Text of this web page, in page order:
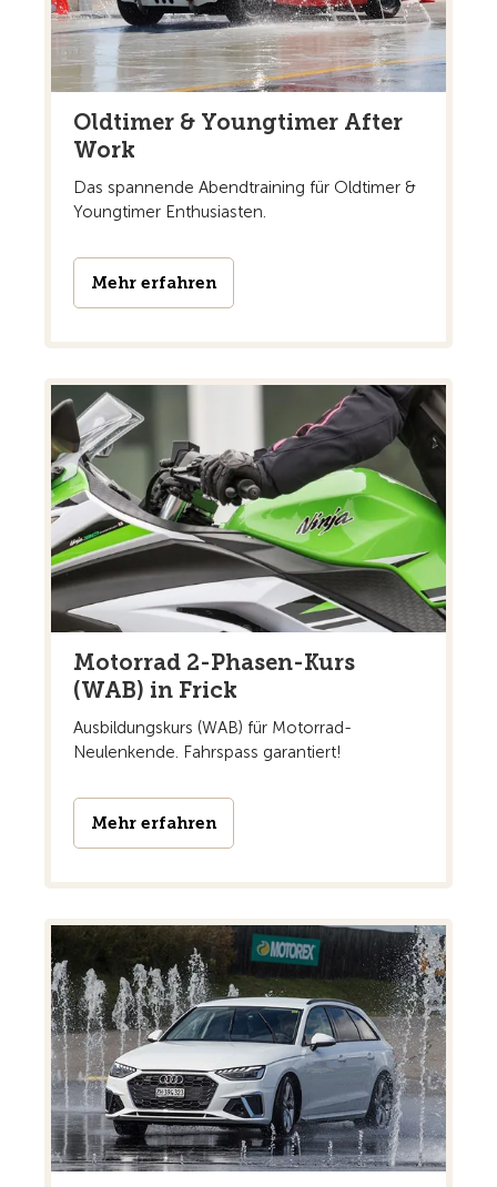
Oldtimer & Youngtimer After
Work
Das spannende Abendtraining für Oldtimer &
Youngtimer Enthusiasten.
Mehr erfahren
Motorrad 2-Phasen-Kurs
(WAB) in Frick
Ausbildungskurs (WAB) für Motorrad-
Neulenkende. Fahrspass garantiert!
Mehr erfahren